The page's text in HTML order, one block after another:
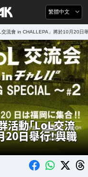
繁體中文
流會 in CHALLEPA」將於10月20日
活動「LoL交流
日舉行！與職